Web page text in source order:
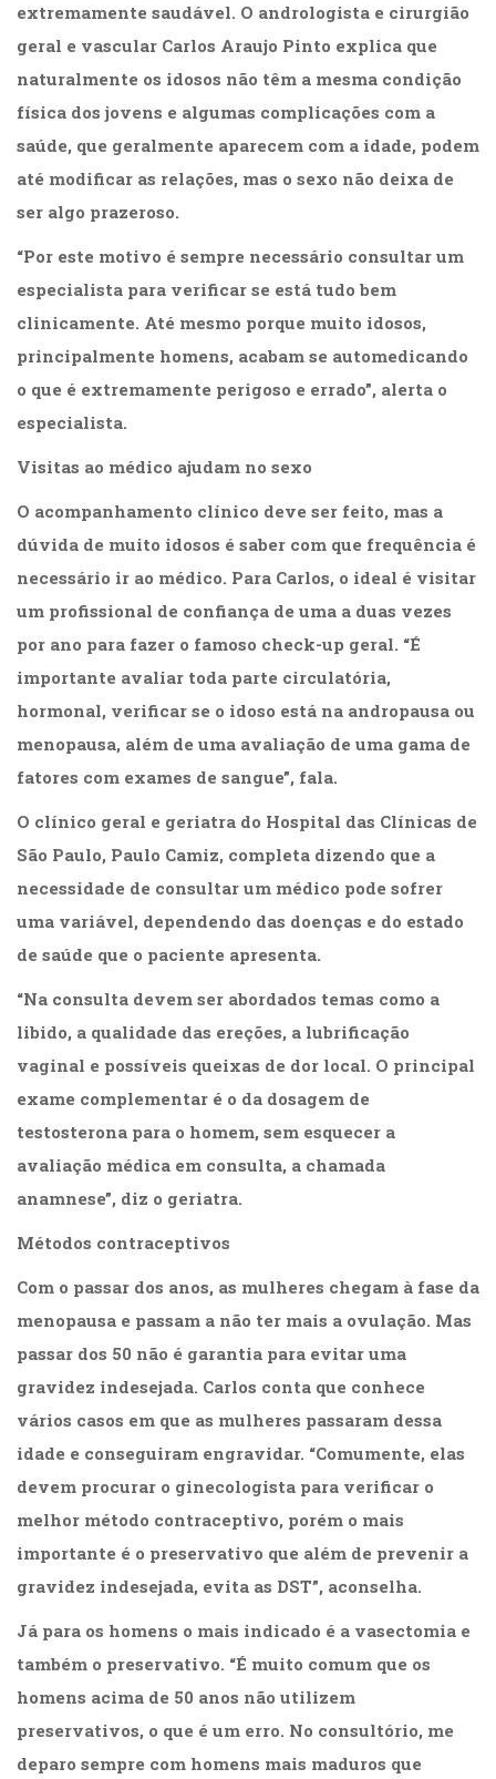
Gestalt-
terapia
Jornalismo
(57)
LGBTQIA+
Literatura
Literatura,
Ficção,
(69)
Obras
de
(48)
(Programação
Neurolingüística)
Psicodrama
(200)
Psicologia,
Psicoterapia
(799)
Publicidade,
Propaganda
Marketing
Puericultura
(23)
Rádio
Relações
Públicas
Comunicação
Empresarial
Religião,
Espiritualidade,
Filosofia
Saúde
(132)
categoria
Televisão
(22)
Temas
(30)
Terapia
(21)
Treinamento
e
(65)
Turismo
Vida
Prática
extremamente saudável. O andrologista e cirurgião
geral e vascular Carlos Araujo Pinto explica que
naturalmente os idosos não têm a mesma condição
física dos jovens e algumas complicações com a
saúde, que geralmente aparecem com a idade, podem
até modificar as relações, mas o sexo não deixa de
ser algo prazeroso.
“Por este motivo é sempre necessário consultar um
especialista para verificar se está tudo bem
clinicamente. Até mesmo porque muito idosos,
principalmente homens, acabam se automedicando
o que é extremamente perigoso e errado”, alerta o
especialista.
Visitas ao médico ajudam no sexo
O acompanhamento clínico deve ser feito, mas a
dúvida de muito idosos é saber com que frequência é
necessário ir ao médico. Para Carlos, o ideal é visitar
um profissional de confiança de uma a duas vezes
por ano para fazer o famoso check-up geral. “É
importante avaliar toda parte circulatória,
hormonal, verificar se o idoso está na andropausa ou
menopausa, além de uma avaliação de uma gama de
fatores com exames de sangue”, fala.
O clínico geral e geriatra do Hospital das Clínicas de
São Paulo, Paulo Camiz, completa dizendo que a
necessidade de consultar um médico pode sofrer
uma variável, dependendo das doenças e do estado
de saúde que o paciente apresenta.
“Na consulta devem ser abordados temas como a
libido, a qualidade das ereções, a lubrificação
vaginal e possíveis queixas de dor local. O principal
exame complementar é o da dosagem de
testosterona para o homem, sem esquecer a
avaliação médica em consulta, a chamada
anamnese”, diz o geriatra.
Métodos contraceptivos
Com o passar dos anos, as mulheres chegam à fase da
menopausa e passam a não ter mais a ovulação. Mas
passar dos 50 não é garantia para evitar uma
gravidez indesejada. Carlos conta que conhece
vários casos em que as mulheres passaram dessa
idade e conseguiram engravidar. “Comumente, elas
devem procurar o ginecologista para verificar o
melhor método contraceptivo, porém o mais
importante é o preservativo que além de prevenir a
gravidez indesejada, evita as DST”, aconselha.
Já para os homens o mais indicado é a vasectomia e
também o preservativo. “É muito comum que os
homens acima de 50 anos não utilizem
preservativos, o que é um erro. No consultório, me
deparo sempre com homens mais maduros que